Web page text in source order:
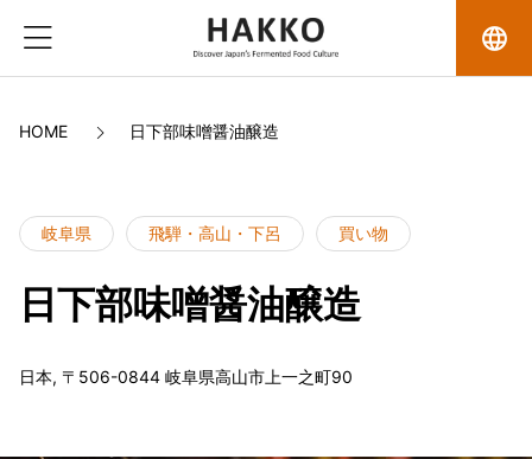
language
HOME 日下部味噌醤油醸造
岐阜県 飛騨・高山・下呂 買い物
日下部味噌醤油醸造
日本, 〒506-0844 岐阜県高山市上一之町90